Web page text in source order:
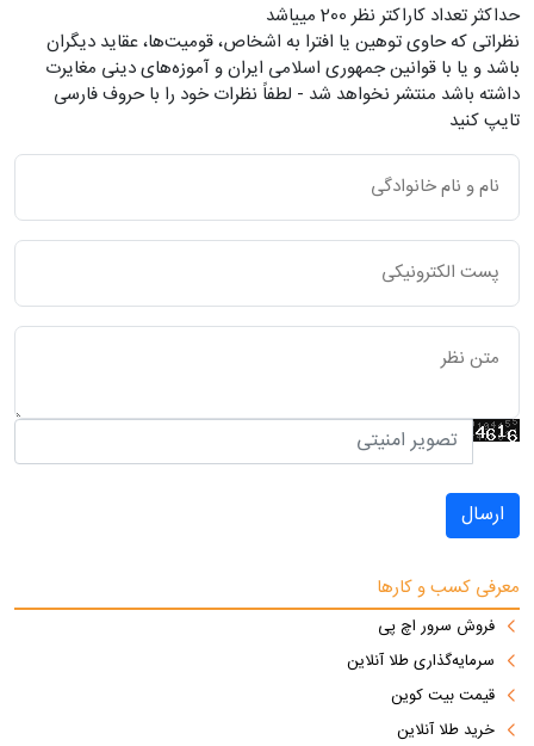
حداکثر تعداد کاراکتر نظر 200 ميياشد
نظراتی که حاوی توهین یا افترا به اشخاص، قومیت‌ها، عقاید دیگران
باشد و یا با قوانین جمهوری اسلامی ایران و آموزه‌های دینی مغایرت
داشته باشد منتشر نخواهد شد - لطفاً نظرات خود را با حروف فارسی
تایپ کنید
ارسال
معرفی کسب و کارها
فروش سرور اچ پی
سرمایه‌گذاری طلا آنلاین
قیمت بیت کوین
خرید طلا آنلاین